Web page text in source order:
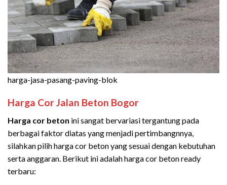
harga-jasa-pasang-paving-blok
Harga Cor Jalan Beton Bogor
Harga cor beton ini sangat bervariasi tergantung pada
berbagai faktor diatas yang menjadi pertimbangnnya,
silahkan pilih harga cor beton yang sesuai dengan kebutuhan
serta anggaran. Berikut ini adalah harga cor beton ready
terbaru: